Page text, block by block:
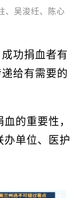
、吴浚纴、陈心
功捐血者有
给有需要的
的重要性，
办单位、医护